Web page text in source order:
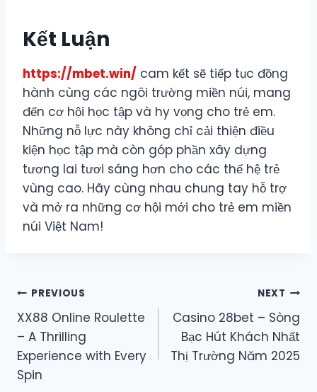
Kết Luận
https://mbet.win/ cam kết sẽ tiếp tục đồng
hành cùng các ngôi trường miền núi, mang
đến cơ hội học tập và hy vọng cho trẻ em.
Những nỗ lực này không chỉ cải thiện điều
kiện học tập mà còn góp phần xây dựng
tương lai tươi sáng hơn cho các thế hệ trẻ
vùng cao. Hãy cùng nhau chung tay hỗ trợ
và mở ra những cơ hội mới cho trẻ em miền
núi Việt Nam!
Post
navigation
PREVIOUS
XX88 Online Roulette
– A Thrilling
Experience with Every
Spin
NEXT
Casino 28bet – Sòng
Bạc Hút Khách Nhất
Thị Trường Năm 2025